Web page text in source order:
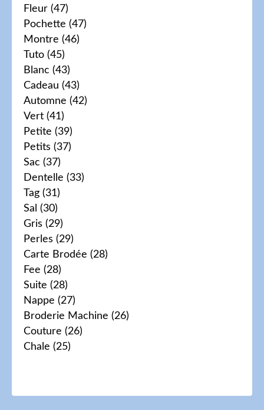
Fleur (47)
Pochette (47)
Montre (46)
Tuto (45)
Blanc (43)
Cadeau (43)
Automne (42)
Vert (41)
Petite (39)
Petits (37)
Sac (37)
Dentelle (33)
Tag (31)
Sal (30)
Gris (29)
Perles (29)
Carte Brodée (28)
Fee (28)
Suite (28)
Nappe (27)
Broderie Machine (26)
Couture (26)
Chale (25)